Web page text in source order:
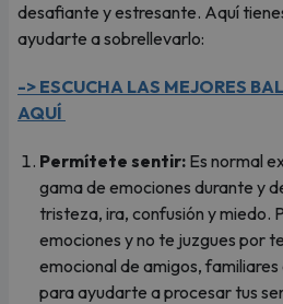
desafiante y estresante. Aquí
ayudarte a sobrellevarlo:
-> ESCUCHA LAS MEJORES
AQUÍ
Permítete sentir: Es normal
gama de emociones durante y
tristeza, ira, confusión y miedo.
emociones y no te juzgues por
emocional de amigos,
para ayudarte a procesar tus